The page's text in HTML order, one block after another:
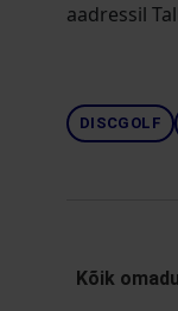
aadressil
DISCGOLF
Kõik